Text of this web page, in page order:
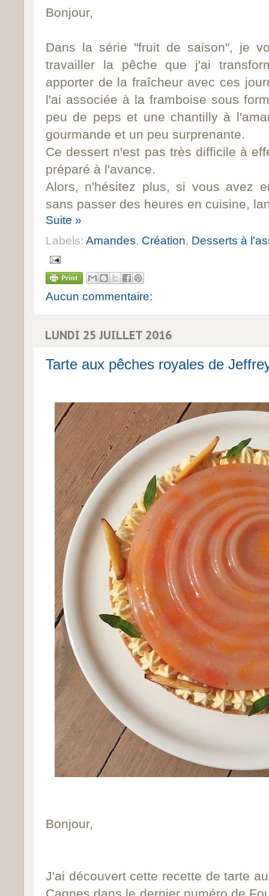
Bonjour,
Dans la série "fruit de saison", je
travailler la pêche que j'ai
apporter de la fraîcheur avec ces
l'ai associée à la framboise sous
peu de peps et une chantilly à
gourmande et un peu surprenante.
Ce dessert n'est pas très difficile à
préparé à l'avance.
Alors, n'hésitez plus, si vous avez
sans passer des heures en cuisine,
Suite »
Labels: Amandes, Création, Desserts à
Aucun commentaire:
LUNDI 25 JUILLET 2016
Tarte aux pêches royales de
Bonjour,
J'ai découvert cette recette de tarte